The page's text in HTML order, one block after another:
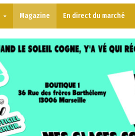
Magazine En direct du marché